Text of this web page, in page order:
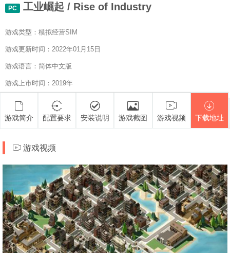
PC 工业崛起 / Rise of Industry
游戏类型：模拟经营SIM
游戏更新时间：2022年01月15日
游戏语言：简体中文版
游戏上市时间：2019年
游戏简介 配置要求 安装说明 游戏截图 游戏视频 下载地址
游戏视频